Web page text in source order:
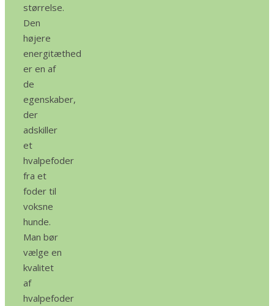
størrelse.
Den
højere
energitæthed
er en af
de
egenskaber,
der
adskiller
et
hvalpefoder
fra et
foder til
voksne
hunde.
Man bør
vælge en
kvalitet
af
hvalpefoder